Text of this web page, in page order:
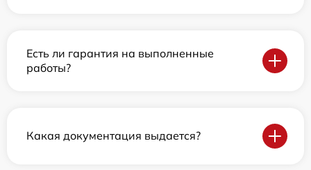
Есть ли гарантия на выполненные
работы?
Какая документация выдается?